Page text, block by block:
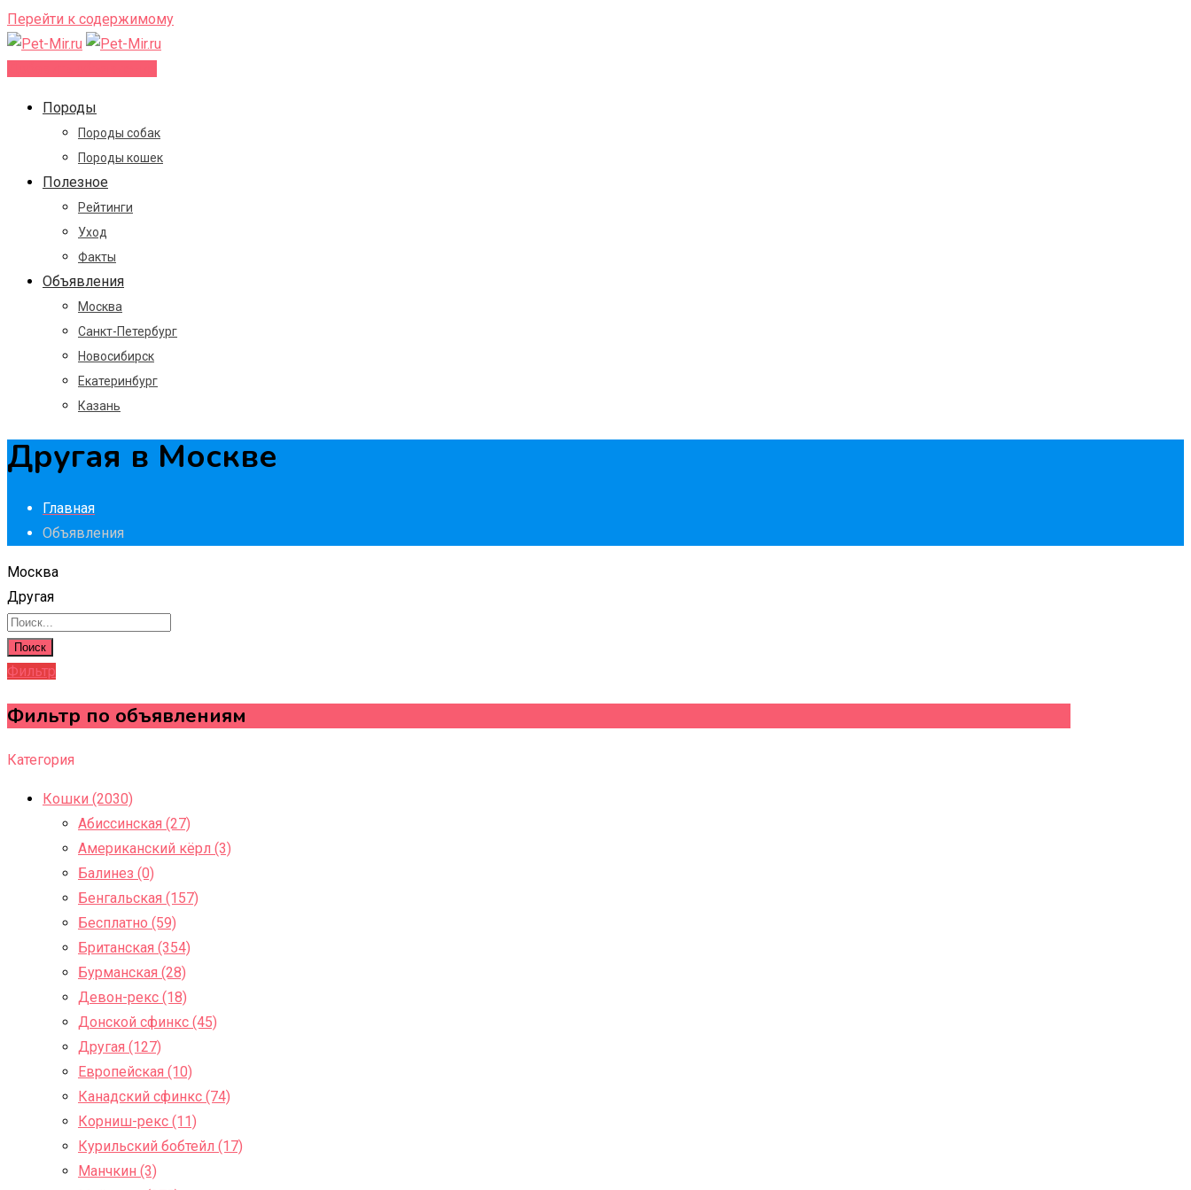
Перейти к содержимому
Породы
Породы собак
Породы кошек
Полезное
Рейтинги
Уход
Факты
Объявления
Москва
Санкт-Петербург
Новосибирск
Екатеринбург
Казань
Другая в Москве
Главная
Объявления
Москва
Другая
Поиск
Фильтр
Фильтр по объявлениям
Категория
Кошки (2030)
Абиссинская (27)
Американский кёрл (3)
Балинез (0)
Бенгальская (157)
Бесплатно (59)
Британская (354)
Бурманская (28)
Девон-рекс (18)
Донской сфинкс (45)
Другая (127)
Европейская (10)
Канадский сфинкс (74)
Корниш-рекс (11)
Курильский бобтейл (17)
Манчкин (3)